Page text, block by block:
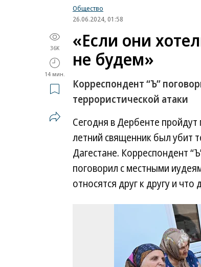
Общество
26.06.2024, 01:58
36K
14 мин.
«Если они
не будем»
Корреспондент “Ъ”
террористической атаки
Сегодня в Дербенте
летний священник был убит
Дагестане. Корреспондент
поговорил с местными
относятся друг к другу и